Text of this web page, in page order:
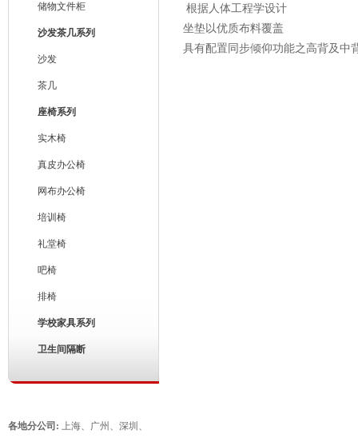
储物文件柜
沙发茶几系列
沙发
茶几
座椅系列
实木椅
真皮办公椅
网布办公椅
培训椅
礼堂椅
吧椅
排椅
学校家具系列
卫生间隔断
根据人体工程学设计
坐垫以优质布料覆盖
具有配置同步倾仰功能之高背及中
各地分公司: 上海、 广州 、 深圳 、